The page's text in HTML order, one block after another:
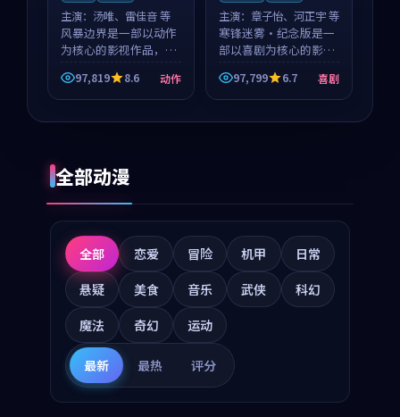
主演： 汤唯、雷佳音 等
风暴边界是一部以动作
为核心的影视作品，围
绕危机、反转与人物成
长展开，整体节奏紧
凑，值得推荐观看。
97,819 8.6 动作
主演： 章子怡、河正宇 等
寒锋迷雾·纪念版是一
部以喜剧为核心的影视
作品，围绕危机、反转
与人物成长展开，整体
节奏紧凑，值得推荐观
97,799 6.7 喜剧
全部动漫
全部 恋爱 冒险 机甲
日常
悬疑
美食 音乐 武侠
科幻
魔法
奇幻 运动
最新 最热 评分